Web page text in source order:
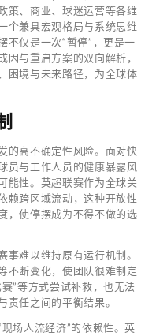
策、商业、球迷运营等各维
个兼具宏观格局与系统思维
不仅是一次“暂停”，更是一
与重启方案的双向解析，
困境与未来路径，为全球体
的高不确定性风险。面对快
员与工作人员的健康暴露风
能性。英超联赛作为全球关
赖跨区域流动，这种开放性
，使停摆成为不得不做的选
事难以维持原有运行机制。
不断变化，使团队很难制定
”等方式尝试补救，也无法
责任之间的平衡结果。
场人流经济”的依赖性。英